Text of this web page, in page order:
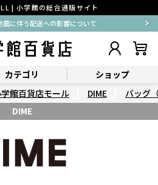
| 小学館の総合通販サイト
震に伴う配送への影響について
カテゴリ
ショップ
館百貨店モール DIME
バッグ
DIME